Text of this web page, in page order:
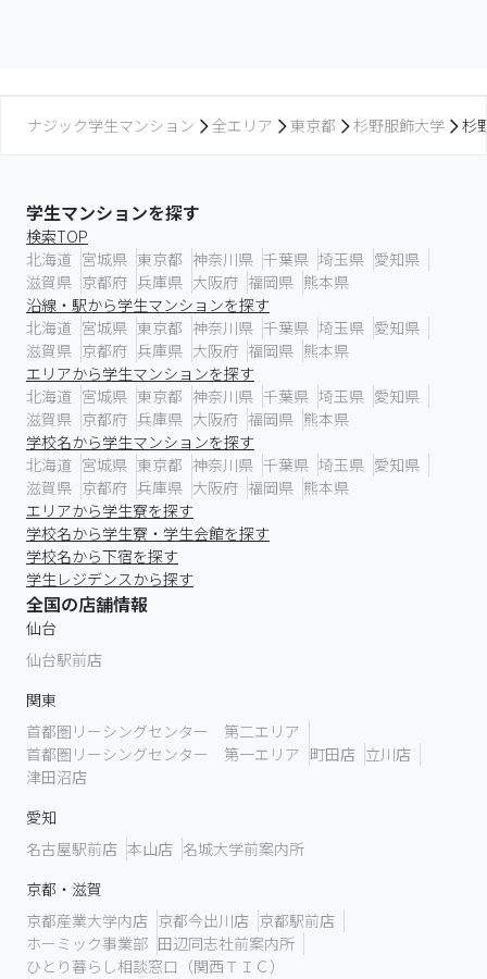
ナジック学生マンション 全エリア 東京都 杉野服飾大学 杉
学生マンションを探す
検索TOP
北海道 宮城県 東京都 神奈川県 千葉県 埼玉県 愛知県
滋賀県 京都府 兵庫県 大阪府 福岡県 熊本県
沿線・駅から学生マンションを探す
北海道 宮城県 東京都 神奈川県 千葉県 埼玉県 愛知県
滋賀県 京都府 兵庫県 大阪府 福岡県 熊本県
エリアから学生マンションを探す
北海道 宮城県 東京都 神奈川県 千葉県 埼玉県 愛知県
滋賀県 京都府 兵庫県 大阪府 福岡県 熊本県
学校名から学生マンションを探す
北海道 宮城県 東京都 神奈川県 千葉県 埼玉県 愛知県
滋賀県 京都府 兵庫県 大阪府 福岡県 熊本県
エリアから学生寮を探す
学校名から学生寮・学生会館を探す
学校名から下宿を探す
学生レジデンスから探す
全国の店舗情報
仙台
仙台駅前店
関東
首都圏リーシングセンター 第二エリア
首都圏リーシングセンター 第一エリア 町田店 立川店
津田沼店
愛知
名古屋駅前店 本山店 名城大学前案内所
京都・滋賀
京都産業大学内店 京都今出川店 京都駅前店
ホーミック事業部 田辺同志社前案内所
ひとり暮らし相談窓口（関西ＴＩＣ）